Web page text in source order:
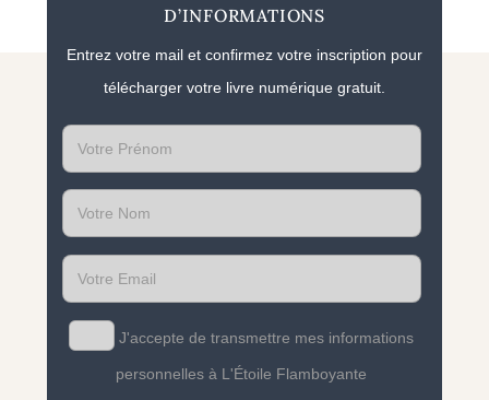
D’INFORMATIONS
Entrez votre mail et confirmez votre inscription pour
télécharger votre livre numérique gratuit.
First
name
Last
name
Email
J'accepte de transmettre mes informations
personnelles à L'Étoile Flamboyante